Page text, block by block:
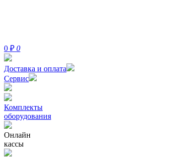
0 ₽ 0
Доставка и оплата
Сервис
Комплекты
оборудования
Онлайн
кассы